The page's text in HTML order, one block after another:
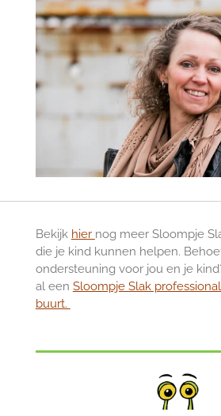
Bekijk hier nog meer Sloompje
die je kind kunnen helpen.
ondersteuning voor jou en je
al een Sloompje Slak
buurt.